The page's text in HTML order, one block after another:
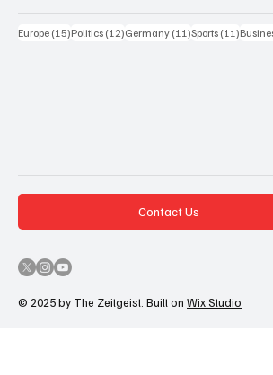
Europe (15)15 Beiträge
Politics (12)12 Beiträge
Germany (11)11 Beiträge
Sports (11)11
© 2025 by The Zeitgeist. Built on Wix Studio
Contact Us